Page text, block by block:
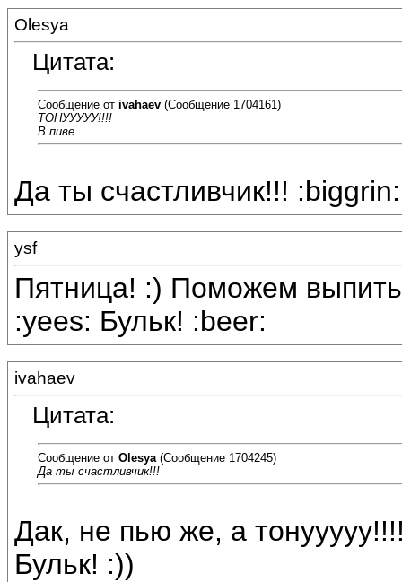
Olesya
Цитата:
Сообщение от ivahaev (Сообщение 1704161)
ТОНУУУУУ!!!!
В пиве.
Да ты счастливчик!!!
ysf
Пятница! :) Поможем
:yees: Бульк! :beer:
ivahaev
Цитата:
Сообщение от Olesya (Сообщение 1704245)
Да ты счастливчик!!!
Дак, не пью же, а
Бульк! :))